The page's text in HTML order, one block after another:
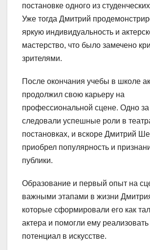
постановке одного из
Уже тогда Дмитрий
яркую индивидуальность и
мастерство, что было замечено
зрителями.
После окончания учебы в школе
продолжил свою карьеру на
профессиональной сцене. Одно за
следовали успешные роли в
постановках, и вскоре Дмитрий
приобрел популярность и
публики.
Образование и первый опыт на
важными этапами в жизни
которые сформировали его как
актера и помогли ему реализовать
потенциал в искусстве.